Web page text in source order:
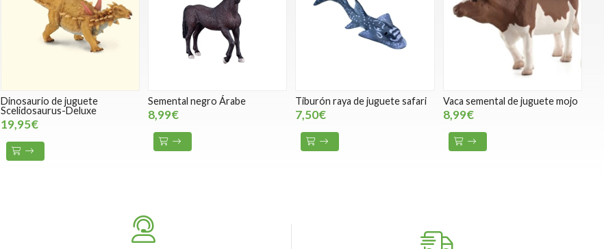
Dinosaurio de juguete
Scelidosaurus-Deluxe
19,95€
Semental negro Árabe
8,99€
Tiburón raya de juguete safari
7,50€
Vaca semental de juguete mojo
8,99€